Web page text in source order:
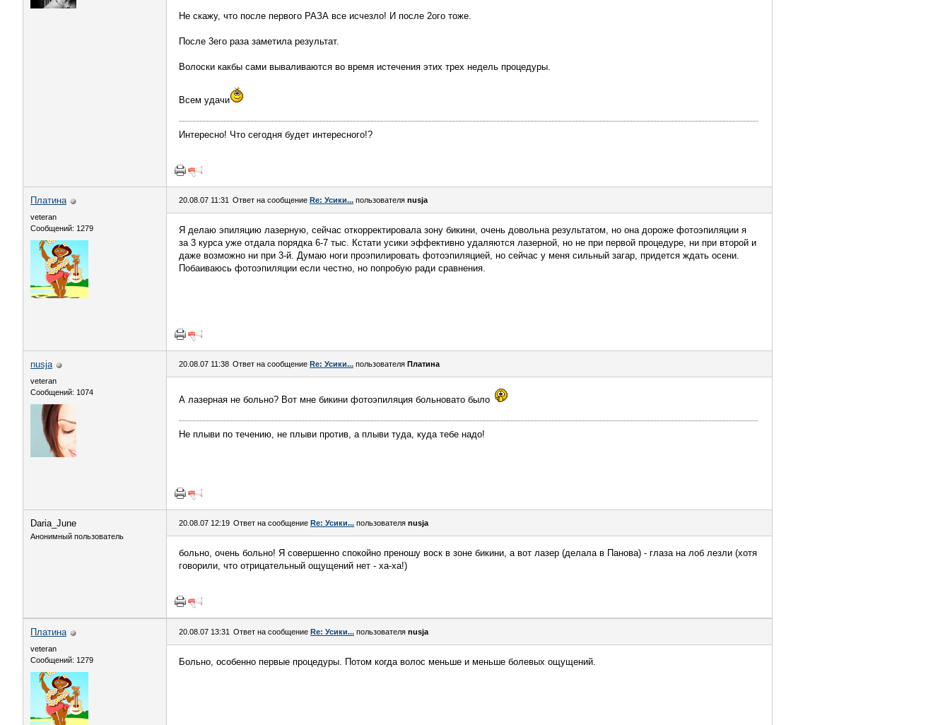
Не скажу, что после первого РАЗА все исчезло! И после 2ого тоже.
После 3его раза заметила результат.
Волоски какбы сами вываливаются во время истечения этих трех недель процедуры.
Всем удачи
Интересно! Что сегодня будет интересного!?
Платина
veteran
Сообщений: 1279
20.08.07 11:31 Ответ на сообщение Re: Усики... пользователя nusja
Я делаю эпиляцию лазерную, сейчас откорректировала зону бикини, очень довольна результатом, но она дороже фотоэпиляции я
за 3 курса уже отдала порядка 6-7 тыс. Кстати усики эффективно удаляются лазерной, но не при первой процедуре, ни при второй и
даже возможно ни при 3-й. Думаю ноги проэпилировать фотоэпиляцией, но сейчас у меня сильный загар, придется ждать осени.
Побаиваюсь фотоэпиляции если честно, но попробую ради сравнения.
nusja
veteran
Сообщений: 1074
20.08.07 11:38 Ответ на сообщение Re: Усики... пользователя Платина
А лазерная не больно? Вот мне бикини фотоэпиляция больновато было
Не плыви по течению, не плыви против, а плыви туда, куда тебе надо!
Daria_June
Анонимный пользователь
20.08.07 12:19 Ответ на сообщение Re: Усики... пользователя nusja
больно, очень больно! Я совершенно спокойно преношу воск в зоне бикини, а вот лазер (делала в Панова) - глаза на лоб лезли (хотя
говорили, что отрицательный ощущений нет - ха-ха!)
Платина
veteran
Сообщений: 1279
20.08.07 13:31 Ответ на сообщение Re: Усики... пользователя nusja
Больно, особенно первые процедуры. Потом когда волос меньше и меньше болевых ощущений.